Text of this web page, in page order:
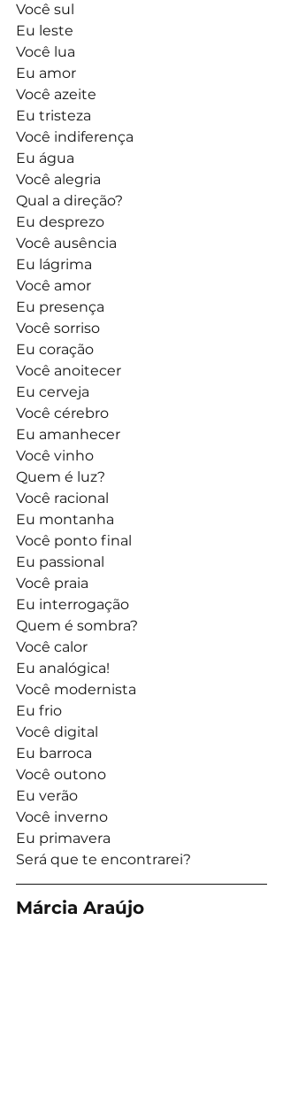
Você sul
Eu leste
Você lua
Eu amor
Você azeite
Eu tristeza
Você indiferença
Eu água
Você alegria
Qual a direção?
Eu desprezo
Você ausência
Eu lágrima
Você amor
Eu presença
Você sorriso
Eu coração
Você anoitecer
Eu cerveja
Você cérebro
Eu amanhecer
Você vinho
Quem é luz?
Você racional
Eu montanha
Você ponto final
Eu passional
Você praia
Eu interrogação
Quem é sombra?
Você calor
Eu analógica!
Você modernista
Eu frio
Você digital
Eu barroca
Você outono
Eu verão
Você inverno
Eu primavera
Será que te encontrarei?
Márcia Araújo